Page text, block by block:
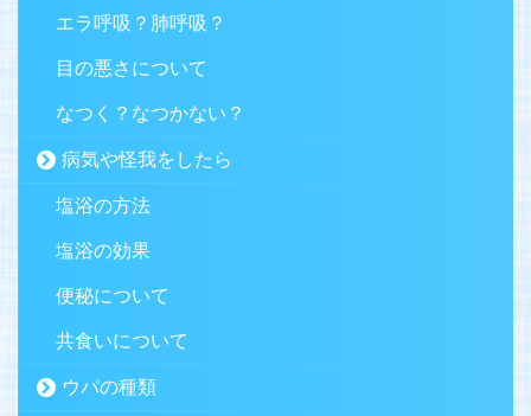
エラ呼吸？肺呼吸？
目の悪さについて
なつく？なつかない？
病気や怪我をしたら
塩浴の方法
塩浴の効果
便秘について
共食いについて
ウパの種類